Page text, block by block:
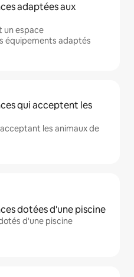
adaptées aux
un espace
équipements adaptés
qui acceptent les
les animaux de
dotées d'une piscine
d'une piscine